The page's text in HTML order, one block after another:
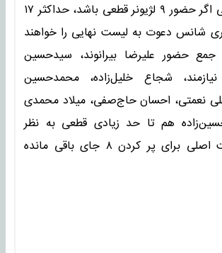
در چنین شرایطی اگر حضور ۹ لژیونر قطعی باشد، حداکثر ۱۷
شانس دعوت به لیست نهایی را خواهند
حضور علیرضا بیرانوند، سیدحسین
شجاع خلیل‌زاده، محمدحسین
علی نعمتی، احسان حاج‌صفی، میلاد محمدی
هم تا حد زیادی قطعی به نظر
می‌رسد و رقابت اصلی برای پر کردن ۸ جای باقی مانده